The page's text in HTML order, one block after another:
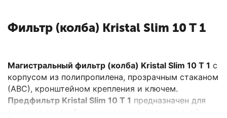
Фильтр (колба) Kristal Slim 10 T 1
Магистральный фильтр (колба) Kristal Slim 10 T 1 с
корпусом из полипропилена, прозрачным стаканом
(АВС), кронштейном крепления и ключем.
Предфильтр Kristal Slim 10 T 1 предназначен для